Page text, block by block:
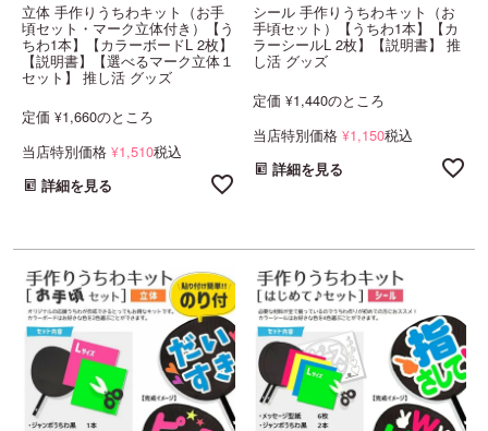
立体 手作りうちわキット（お手
頃セット・マーク立体付き）【う
ちわ1本】【カラーボードL 2枚】
【説明書】【選べるマーク立体１
セット】 推し活 グッズ
定価 ¥1,660のところ
当店特別価格 ¥1,510税込
詳細を見る
シール 手作りうちわキット（お
手頃セット）【うちわ1本】【カ
ラーシールL 2枚】【説明書】 推
し活 グッズ
定価 ¥1,440のところ
当店特別価格 ¥1,150税込
詳細を見る